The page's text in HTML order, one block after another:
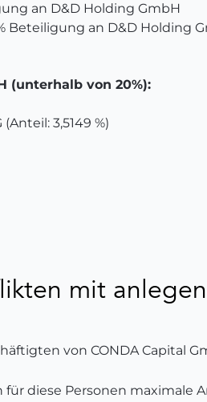
an D&D Holding GmbH
Beteiligung an D&D Holding
(unterhalb von 20%):
3,5149 %)
mit
von CONDA Capital
diese Personen maximale